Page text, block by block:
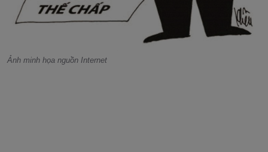
Ảnh minh họa nguồn Internet